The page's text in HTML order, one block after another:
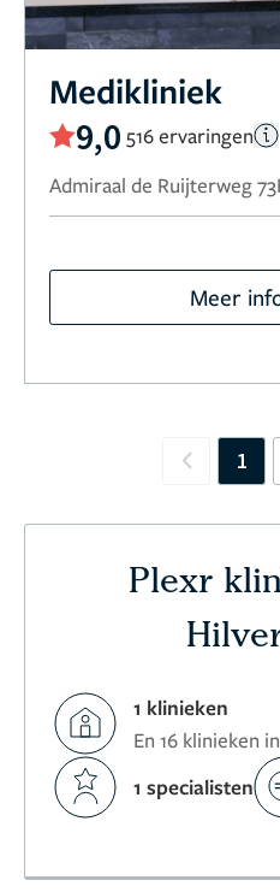
Medikliniek
9,0 516 ervaringen
Admiraal de Ruijterweg
Meer
Previous
1
Plexr
1 klinieken
En 16 klinieken
1 specialisten